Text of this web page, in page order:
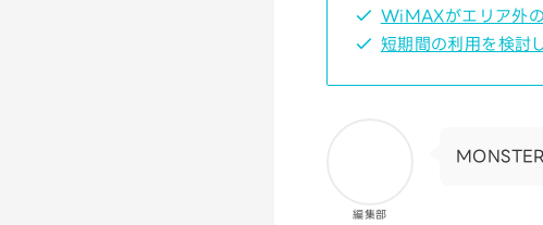
WiMAXがエリア外
短期間の利用を検討
編集部